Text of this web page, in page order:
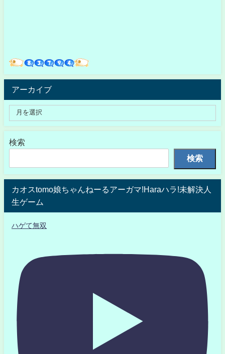
アーカイブ
検索
検索
カオスtomo娘ちゃんねーるアーガマ!Haraハラ!未解決人
生ゲーム
ハゲて無双